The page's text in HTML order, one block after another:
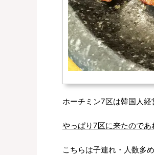
ホーチミン7区は韓国人経
やっぱり7区に来たのであ
こちらは子連れ・人数多